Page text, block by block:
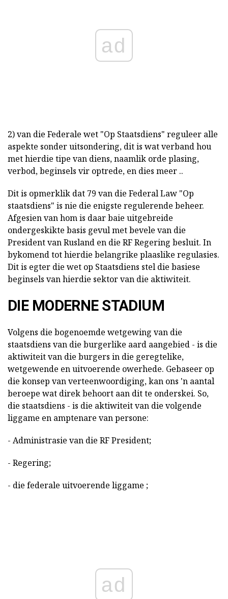
ad
2) van die Federale wet "Op Staatsdiens" reguleer alle
aspekte sonder uitsondering, dit is wat verband hou
met hierdie tipe van diens, naamlik orde plasing,
verbod, beginsels vir optrede, en dies meer ..
Dit is opmerklik dat 79 van die Federal Law "Op
staatsdiens" is nie die enigste regulerende beheer.
Afgesien van hom is daar baie uitgebreide
ondergeskikte basis gevul met bevele van die
President van Rusland en die RF Regering besluit. In
bykomend tot hierdie belangrike plaaslike regulasies.
Dit is egter die wet op Staatsdiens stel die basiese
beginsels van hierdie sektor van die aktiwiteit.
DIE MODERNE STADIUM
Volgens die bogenoemde wetgewing van die
staatsdiens van die burgerlike aard aangebied - is die
aktiwiteit van die burgers in die geregtelike,
wetgewende en uitvoerende owerhede. Gebaseer op
die konsep van verteenwoordiging, kan ons 'n aantal
beroepe wat direk behoort aan dit te onderskei. So,
die staatsdiens - is die aktiwiteit van die volgende
liggame en amptenare van persone:
- Administrasie van die RF President;
- Regering;
- die federale uitvoerende liggame ;
ad